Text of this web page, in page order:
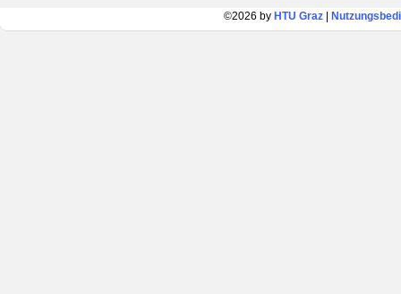
©2026 by HTU Graz|